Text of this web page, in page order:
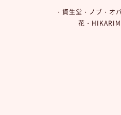
・資生堂・ノブ・オ
花・